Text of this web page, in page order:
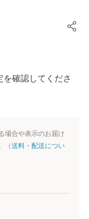
確認してくださ
場合や表示のお届け
（送料・配送につい